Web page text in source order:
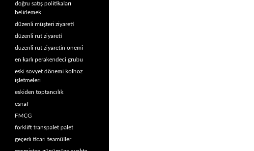
doğru satış politikaları
belirlemek
düzenli müşteri ziyareti
düzenli rut ziyareti
düzenli rut ziyaretin önemi
en karlı perakendeci grubu
eski sovyet dönemi kolhoz
işletmeleri
eskiden toptancılık
esnaf
FMCG
forklift transpalet palet
geçerli ticari teamüller